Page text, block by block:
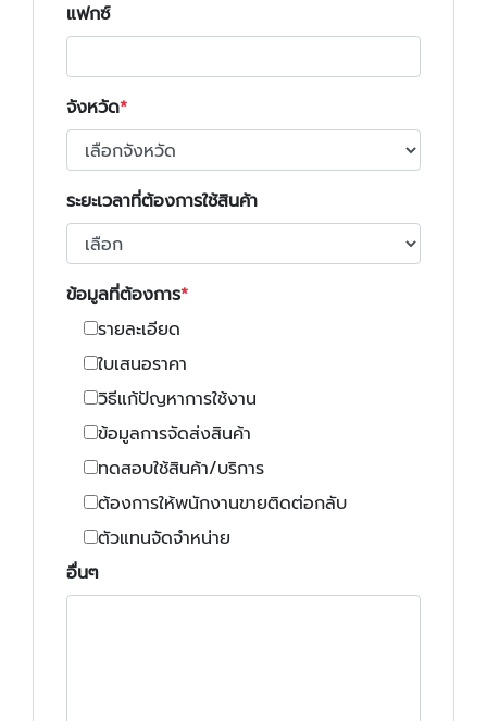
แฟกซ์
จังหวัด
ระยะเวลาที่ต้องการใช้สินค้า
ข้อมูลที่ต้องการ
รายละเอียด
ใบเสนอราคา
วิธีแก้ปัญหาการใช้งาน
ข้อมูลการจัดส่งสินค้า
ทดสอบใช้สินค้า/บริการ
ต้องการให้พนักงานขายติดต่อกลับ
ตัวแทนจัดจำหน่าย
อื่นๆ